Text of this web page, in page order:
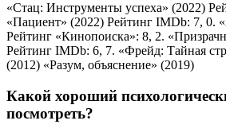
«Стац: Инструменты успеха» (2022)
«Пациент» (2022) Рейтинг IMDb: 7, 0.
Рейтинг «Кинопоиска»: 8, 2.
Рейтинг IMDb: 6, 7. «Фрейд: Тайная
(2012) «Разум, объяснение» (2019)
Какой хороший
посмотреть?